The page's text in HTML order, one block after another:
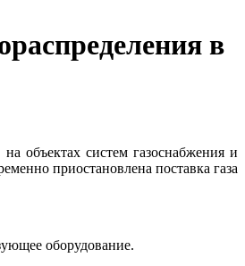
в
объектах систем газоснабжения и
приостановлена поставка газа
оборудование.